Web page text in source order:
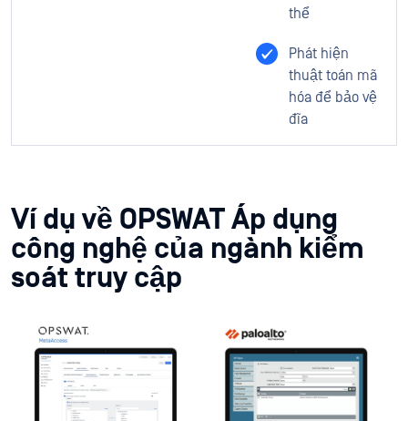
thể
Phát hiện
thuật toán mã
hóa để bảo vệ
đĩa
Ví dụ về OPSWAT Áp dụng
công nghệ của ngành kiểm
soát truy cập